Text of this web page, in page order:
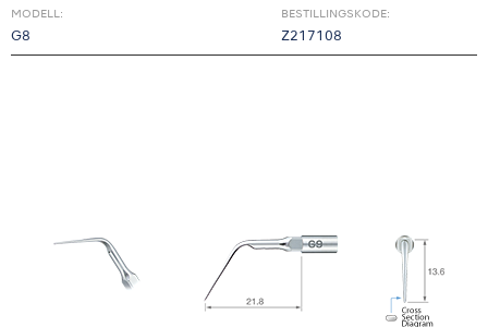
MODELL:
G8
BESTILLINGSKODE:
Z217108